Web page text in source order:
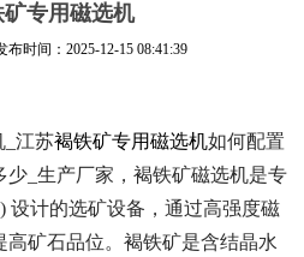
专用磁选机
布时间： 2025-12-15 08:41:39
_江苏褐铁矿专用磁选机如何配置
_生产厂家，褐铁矿磁选机是专
设计的选矿设备，通过高强度磁
矿石品位。褐铁矿是含结晶水